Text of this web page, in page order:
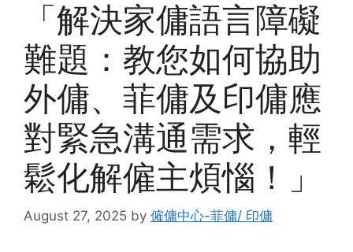
「解決家傭語言障礙
難題：教您如何協助
外傭、菲傭及印傭應
對緊急溝通需求，輕
鬆化解僱主煩惱！」
August 27, 2025 by 僱傭中心-菲傭/ 印傭